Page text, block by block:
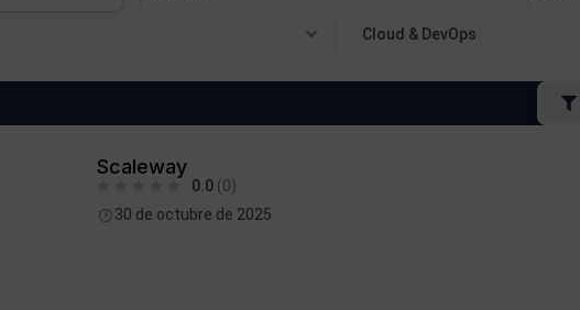
Cloud & DevOps
Scaleway
0.0 (0)
30 de octubre de 2025